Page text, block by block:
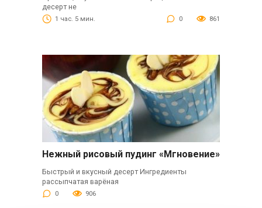
десерт не
1 час. 5 мин. 0 861
Нежный рисовый пудинг «Мгновение»
Быстрый и вкусный десерт Ингредиенты
рассыпчатая варёная
0 906